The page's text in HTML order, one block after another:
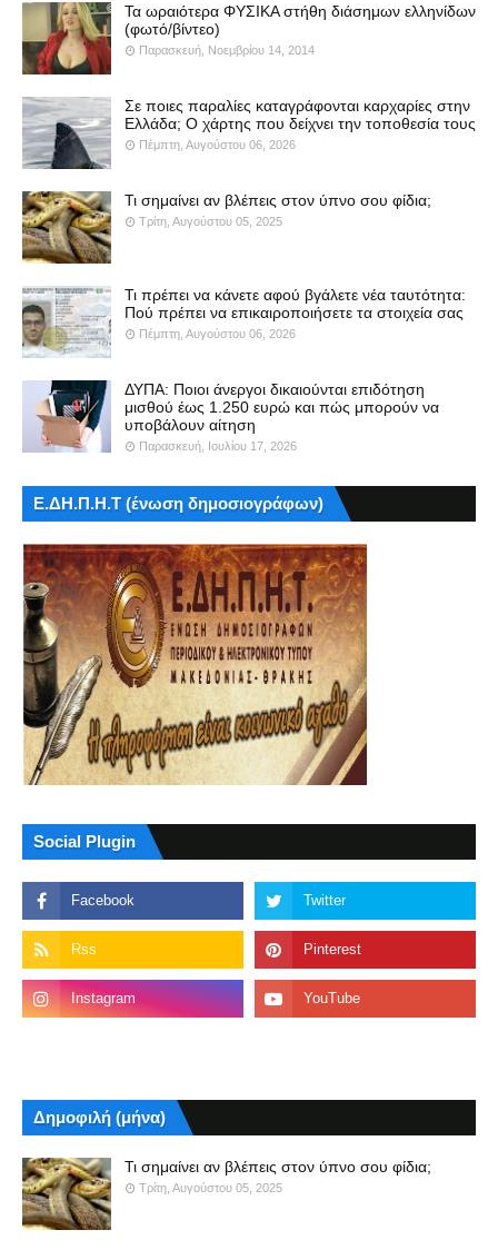
Τα ωραιότερα ΦΥΣΙΚΑ στήθη διάσημων ελληνίδων
(φωτό/βίντεο)
Παρασκευή, Νοεμβρίου 14, 2014
Σε ποιες παραλίες καταγράφονται καρχαρίες στην
Ελλάδα; Ο χάρτης που δείχνει την τοποθεσία τους
Πέμπτη, Αυγούστου 06, 2026
Τι σημαίνει αν βλέπεις στον ύπνο σου φίδια;
Τρίτη, Αυγούστου 05, 2025
Τι πρέπει να κάνετε αφού βγάλετε νέα ταυτότητα:
Πού πρέπει να επικαιροποιήσετε τα στοιχεία σας
Πέμπτη, Αυγούστου 06, 2026
ΔΥΠΑ: Ποιοι άνεργοι δικαιούνται επιδότηση
μισθού έως 1.250 ευρώ και πώς μπορούν να
υποβάλουν αίτηση
Παρασκευή, Ιουλίου 17, 2026
Ε.ΔΗ.Π.Η.Τ (ένωση δημοσιογράφων)
Social Plugin
Δημοφιλή (μήνα)
Τι σημαίνει αν βλέπεις στον ύπνο σου φίδια;
Τρίτη, Αυγούστου 05, 2025